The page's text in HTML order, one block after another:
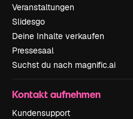
Veranstaltungen
Slidesgo
Deine Inhalte verkaufen
Pressesaal
Suchst du nach magnific.ai
Kontakt aufnehmen
Kundensupport